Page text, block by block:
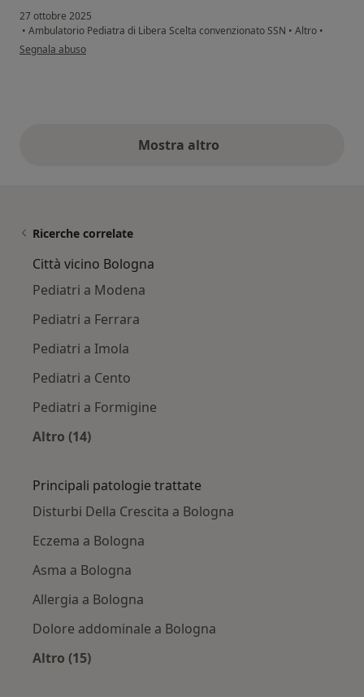
27 ottobre 2025
• Ambulatorio Pediatra di Libera Scelta convenzionato SSN • Altro •
secondo l'opinione dell'utente Ilaria
Segnala abuso
Mostra altroopinioni di cui sopra
Ricerche correlate
Città vicino Bologna
Pediatri a Modena
Pediatri a Ferrara
Pediatri a Imola
Pediatri a Cento
Pediatri a Formigine
Altro (14)
Principali patologie trattate
Disturbi Della Crescita a Bologna
Eczema a Bologna
Asma a Bologna
Allergia a Bologna
Dolore addominale a Bologna
Altro (15)